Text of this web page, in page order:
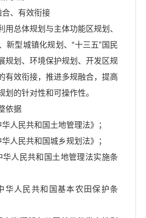
、有效衔接
用总体规划与主体功能区规划、
新型城镇化规划、“十三五”国民
规划、环境保护规划、开发区规
有效衔接，推进多规融合，提高
划的针对性和可操作性。
依据
华人民共和国土地管理法》；
华人民共和国城乡规划法》；
华人民共和国土地管理法实施条
华人民共和国基本农田保护条